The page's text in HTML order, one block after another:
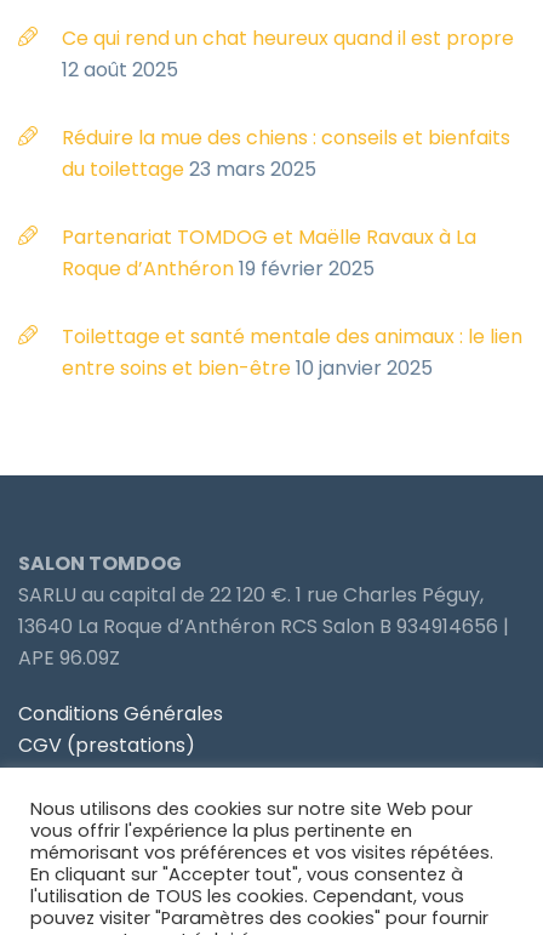
Ce qui rend un chat heureux quand il est propre
12 août 2025
Réduire la mue des chiens : conseils et bienfaits
du toilettage23 mars 2025
Partenariat TOMDOG et Maëlle Ravaux à La
Roque d’Anthéron19 février 2025
Toilettage et santé mentale des animaux : le lien
entre soins et bien-être10 janvier 2025
SALON TOMDOG
SARLU au capital de 22 120 €. 1 rue Charles Péguy,
13640 La Roque d’Anthéron RCS Salon B 934914656 |
APE 96.09Z
Conditions Générales
CGV (prestations)
Politique de confidentialité
Site partenaire Toiletteur Nos Avis
Site partenaire Anidom
Nous utilisons des cookies sur notre site Web pour
vous offrir l'expérience la plus pertinente en
mémorisant vos préférences et vos visites répétées.
En cliquant sur "Accepter tout", vous consentez à
l'utilisation de TOUS les cookies. Cependant, vous
pouvez visiter "Paramètres des cookies" pour fournir